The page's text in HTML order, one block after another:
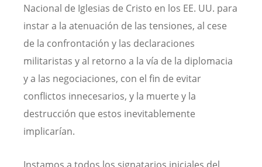
Nacional de Iglesias de Cristo en los EE. UU. para
instar a la atenuación de las tensiones, al cese
de la confrontación y las declaraciones
militaristas y al retorno a la vía de la diplomacia
y a las negociaciones, con el fin de evitar
conflictos innecesarios, y la muerte y la
destrucción que estos inevitablemente
implicarían.